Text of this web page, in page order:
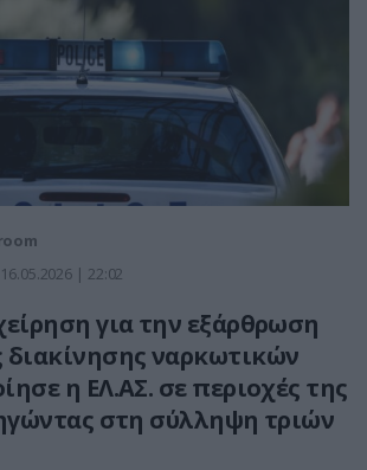
16.05.2026 | 22:02
για την εξάρθρωση
ναρκωτικών
η ΕΛ.ΑΣ. σε περιοχές της
στη σύλληψη τριών